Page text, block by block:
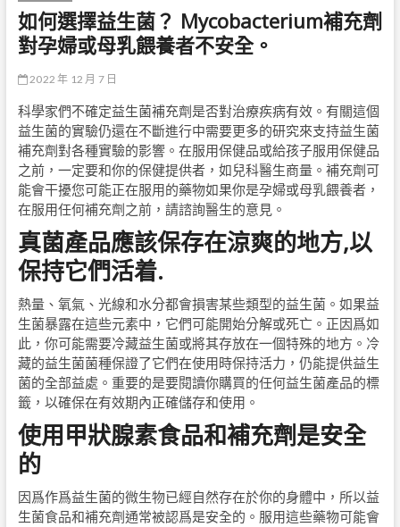
如何選擇益生菌？ Mycobacterium補充劑
對孕婦或母乳餵養者不安全。
2022 年 12 月 7 日
科學家們不確定益生菌補充劑是否對治療疾病有效。有關這個
益生菌的實驗仍還在不斷進行中需要更多的研究來支持益生菌
補充劑對各種實驗的影響。在服用保健品或給孩子服用保健品
之前，一定要和你的保健提供者，如兒科醫生商量。補充劑可
能會干擾您可能正在服用的藥物如果你是孕婦或母乳餵養者，
在服用任何補充劑之前，請諮詢醫生的意見。
真菌產品應該保存在涼爽的地方,以
保持它們活着.
熱量、氧氣、光線和水分都會損害某些類型的益生菌。如果益
生菌暴露在這些元素中，它們可能開始分解或死亡。正因爲如
此，你可能需要冷藏益生菌或將其存放在一個特殊的地方。冷
藏的益生菌菌種保證了它們在使用時保持活力，仍能提供益生
菌的全部益處。重要的是要閱讀你購買的任何益生菌產品的標
籤，以確保在有效期內正確儲存和使用。
使用甲狀腺素食品和補充劑是安全
的
因爲作爲益生菌的微生物已經自然存在於你的身體中，所以益
生菌食品和補充劑通常被認爲是安全的。服用這些藥物可能會